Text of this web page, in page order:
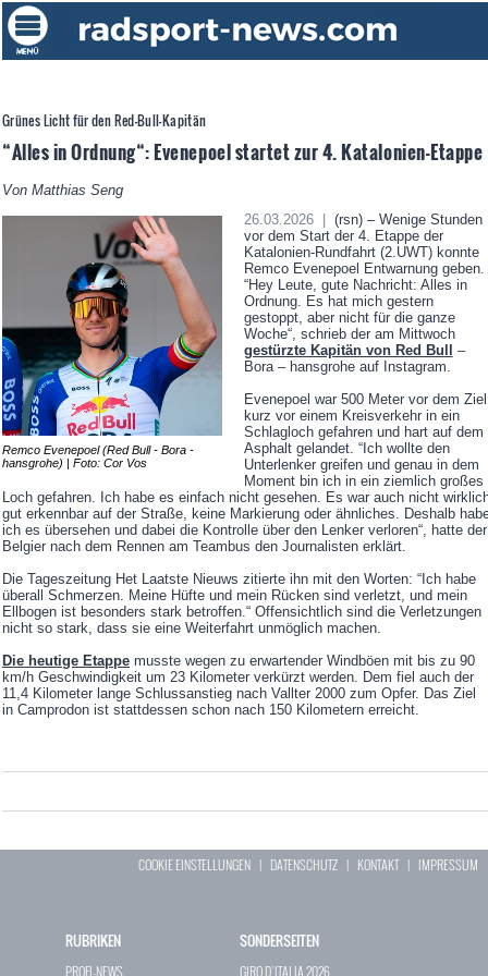
Grünes Licht für den Red-Bull-Kapitän
“Alles in Ordnung“: Evenepoel startet zur 4. Katalonien-Etappe
Von Matthias Seng
Remco Evenepoel (Red Bull - Bora -
hansgrohe) | Foto: Cor Vos
26.03.2026 |
(rsn) – Wenige Stunden
vor dem Start der 4. Etappe der
Katalonien-Rundfahrt (2.UWT) konnte
Remco Evenepoel Entwarnung geben.
“Hey Leute, gute Nachricht: Alles in
Ordnung. Es hat mich gestern
gestoppt, aber nicht für die ganze
Woche“, schrieb der am Mittwoch
gestürzte Kapitän von Red Bull
–
Bora – hansgrohe auf Instagram.
Evenepoel war 500 Meter vor dem Ziel
kurz vor einem Kreisverkehr in ein
Schlagloch gefahren und hart auf dem
Asphalt gelandet. “Ich wollte den
Unterlenker greifen und genau in dem
Moment bin ich in ein ziemlich großes
Loch gefahren. Ich habe es einfach nicht gesehen. Es war auch nicht
gut erkennbar auf der Straße, keine Markierung oder ähnliches. Deshalb
ich es übersehen und dabei die Kontrolle über den Lenker verloren“, hatte der
Belgier nach dem Rennen am Teambus den Journalisten erklärt.
Die Tageszeitung Het Laatste Nieuws zitierte ihn mit den Worten: “Ich habe
überall Schmerzen. Meine Hüfte und mein Rücken sind verletzt, und mein
Ellbogen ist besonders stark betroffen.“ Offensichtlich sind die Verletzungen
nicht so stark, dass sie eine Weiterfahrt unmöglich machen.
Die heutige Etappe musste wegen zu erwartender Windböen mit bis zu 90
km/h Geschwindigkeit um 23 Kilometer verkürzt werden. Dem fiel auch der
11,4 Kilometer lange Schlussanstieg nach Vallter 2000 zum Opfer. Das Ziel
in Camprodon ist stattdessen schon nach 150 Kilometern erreicht.
COOKIE EINSTELLUNGEN | DATENSCHUTZ | KONTAKT| IMPRESSUM
RUBRIKEN
PROFI-NEWS
SONDERSEITEN
GIRO D`ITALIA 2026